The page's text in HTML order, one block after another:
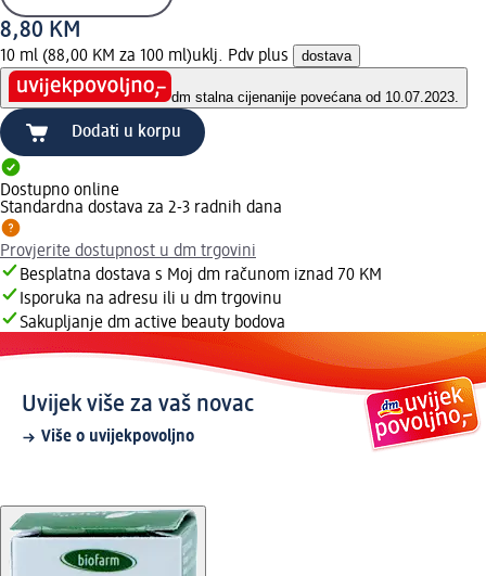
8,80 KM
10 ml (88,00 KM za 100 ml)uklj. Pdv plus dostava
dm stalna cijenanije povećana od 10.07.2023.
Dodati u korpu
Dostupno online
Standardna dostava za 2-3 radnih dana
Provjerite dostupnost u dm trgovini
Besplatna dostava s Moj dm računom iznad 70 KM
Isporuka na adresu ili u dm trgovinu
Sakupljanje dm active beauty bodova
Uvijek više za vaš novac
Više o uvijekpovoljno